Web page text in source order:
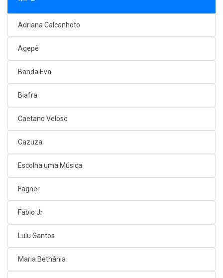
Adriana Calcanhoto
Agepê
Banda Eva
Biafra
Caetano Veloso
Cazuza
Escolha uma Música
Fagner
Fábio Jr
Lulu Santos
Maria Bethânia